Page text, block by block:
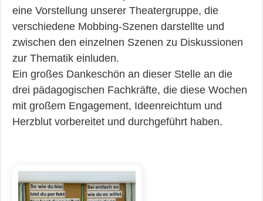
eine Vorstellung unserer Theatergruppe, die
verschiedene Mobbing-Szenen darstellte und
zwischen den einzelnen Szenen zu Diskussionen
zur Thematik einluden.
Ein großes Dankeschön an dieser Stelle an die
drei pädagogischen Fachkräfte, die diese Wochen
mit großem Engagement, Ideenreichtum und
Herzblut vorbereitet und durchgeführt haben.